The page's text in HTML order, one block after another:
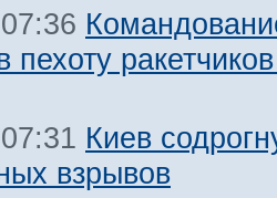
пехоту
Киев
взрывов